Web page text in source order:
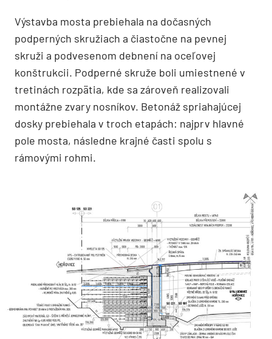
Výstavba mosta prebiehala na dočasných
podperných skružiach a čiastočne na pevnej
skruži a podvesenom debnení na oceľovej
konštrukcii. Podperné skruže boli umiestnené v
tretinách rozpätia, kde sa zároveň realizovali
montážne zvary nosníkov. Betonáž spriahajúcej
dosky prebiehala v troch etapách: najprv hlavné
pole mosta, následne krajné časti spolu s
rámovými rohmi.